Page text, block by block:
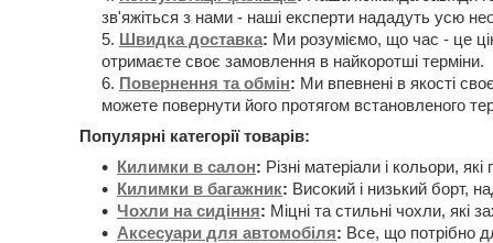
зв'яжіться з нами - наші експерти нададуть усю
Швидка доставка: Ми розуміємо, що час - це
отримаєте своє замовлення в найкоротші терміни.
Повернення та обмін: Ми впевнені в якості
можете повернути його протягом встановленого
Популярні категорії товарів:
Килимки в салон: Різні матеріали і кольори,
Килимки в багажник: Високий і низький борт,
Чохли на сидіння: Міцні та стильні чохли, які
Аксесуари для автомобіля: Все, що потрібно